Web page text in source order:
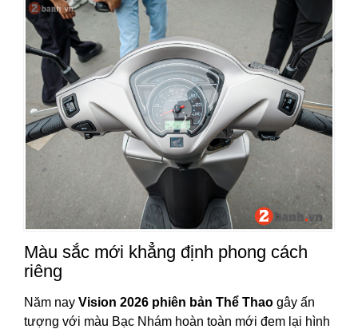
Màu sắc mới khẳng định phong cách
riêng
Năm nay Vision 2026 phiên bản Thể Thao gây ấn
tượng với màu Bạc Nhám hoàn toàn mới đem lại hình